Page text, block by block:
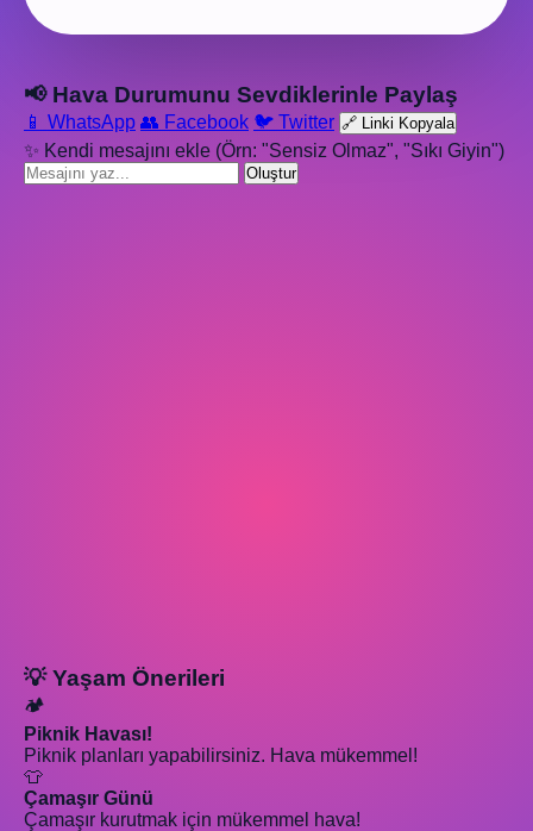
📢 Hava Durumunu Sevdiklerinle Paylaş
📱 WhatsApp 👥 Facebook 🐦 Twitter 🔗 Linki Kopyala
✨ Kendi mesajını ekle (Örn: "Sensiz Olmaz", "Sıkı Giyin")
Oluştur
💡 Yaşam Önerileri
🏕️
Piknik Havası!
Piknik planları yapabilirsiniz. Hava mükemmel!
👕
Çamaşır Günü
Çamaşır kurutmak için mükemmel hava!